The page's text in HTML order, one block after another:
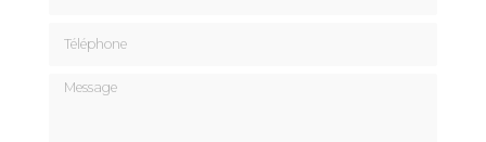
Message